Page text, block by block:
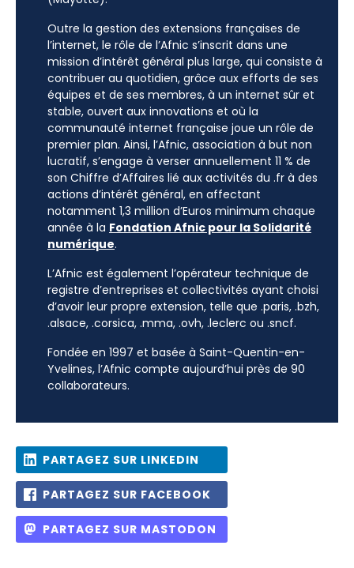
Outre la gestion des extensions françaises de
l’internet, le rôle de l’Afnic s’inscrit dans une
mission d’intérêt général plus large, qui consiste à
contribuer au quotidien, grâce aux efforts de ses
équipes et de ses membres, à un internet sûr et
stable, ouvert aux innovations et où la
communauté internet française joue un rôle de
premier plan. Ainsi, l’Afnic, association à but non
lucratif, s’engage à verser annuellement 11 % de
son Chiffre d’Affaires lié aux activités du .fr à des
actions d’intérêt général, en affectant
notamment 1,3 million d’Euros minimum chaque
année à la Fondation Afnic pour la Solidarité
numérique.
L’Afnic est également l’opérateur technique de
registre d’entreprises et collectivités ayant choisi
d’avoir leur propre extension, telle que .paris, .bzh,
.alsace, .corsica, .mma, .ovh, .leclerc ou .sncf.
Fondée en 1997 et basée à Saint-Quentin-en-
Yvelines, l’Afnic compte aujourd’hui près de 90
collaborateurs.
PARTAGEZ SUR LINKEDIN
PARTAGEZ SUR FACEBOOK
PARTAGEZ SUR MASTODON